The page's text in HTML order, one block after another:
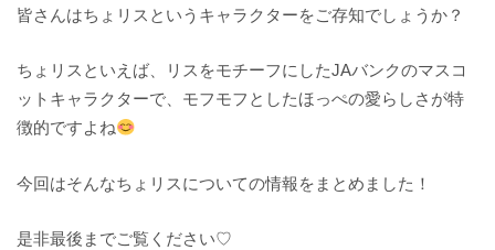
皆さんはちょリスというキャラクターをご存知でしょうか？
ちょリスといえば、リスをモチーフにしたJAバンクのマスコ
ットキャラクターで、モフモフとしたほっぺの愛らしさが特
徴的ですよね
今回はそんなちょリスについての情報をまとめました！
是非最後までご覧ください♡